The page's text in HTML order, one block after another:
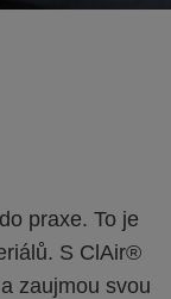
praxe. To je
S ClAir®
zaujmou svou